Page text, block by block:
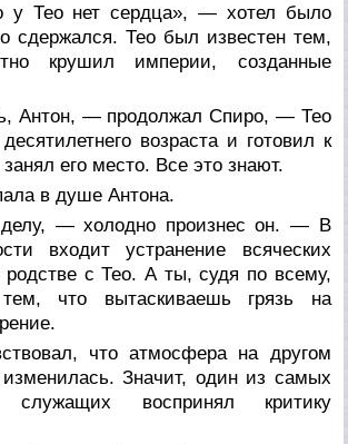
у Тео нет сердца», — хотел было
сдержался. Тео был известен тем,
крушил империи, созданные
Антон, — продолжал Спиро, — Тео
возраста и готовил к
его место. Все это знают.
в душе Антона.
— холодно произнес он. — В
входит устранение всяческих
с Тео. А ты, судя по всему,
что вытаскиваешь грязь на
что атмосфера на другом
изменилась. Значит, один из самых
воспринял критику